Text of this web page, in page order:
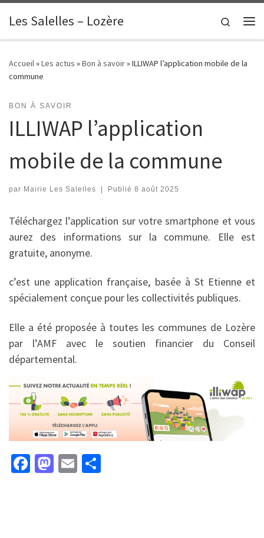
Passer au contenu
Les Salelles – Lozère
Search
Accueil»Les actus »Bon à savoir»ILLIWAP l’application mobile de la
commune
BON À SAVOIR
ILLIWAP l’application
mobile de la commune
par Mairie Les Salelles | Publié 8 août 2025
Téléchargez l’application sur votre smartphone et vous
aurez des informations sur la commune. Elle est
gratuite, anonyme.
c’est une application française, basée à St Etienne et
spécialement conçue pour les collectivités publiques.
Elle a été proposée à toutes les communes de Lozère
par l’AMF avec le soutien financier du Conseil
départemental.
Fa M E